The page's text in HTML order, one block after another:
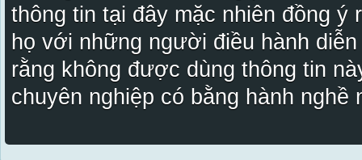
thông tin tại đây mặc nhiên đồng ý
họ với những người điều hành
rằng không được dùng thông tin
chuyên nghiệp có bằng hành